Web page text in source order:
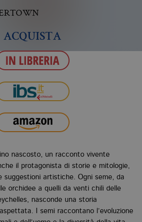
ACQUISTA
nascosto, un racconto vivente
il protagonista di storie e mitologie,
suggestioni artistiche. Ogni seme, da
orchidee a quelli da venti chili delle
nasconde una storia
I semi raccontano l’evoluzione